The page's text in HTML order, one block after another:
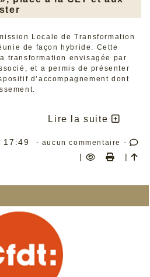
juste,
conditionnalité sociale et
parfaite mais elle est
un avenir plus écologique,
plus social. Fidèle à
la CFDT Défense s’associe
de militer pour une
Nous n'avons pas
mais de mieux d'Europe.
l'Europe et pour une Europe
Locale de Transformation
de façon hybride. Cette
transformation envisagée par
et a permis de présenter
d’accompagnement dont
Lire la suite
17:49 - aucun commentaire -
| |